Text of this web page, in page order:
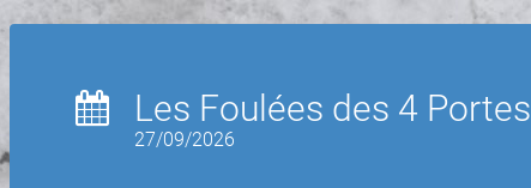
Les Foulées des 4 Portes
27/09/2026